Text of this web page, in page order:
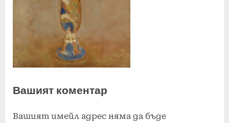
Вашият коментар
Вашият имейл адрес няма да бъде